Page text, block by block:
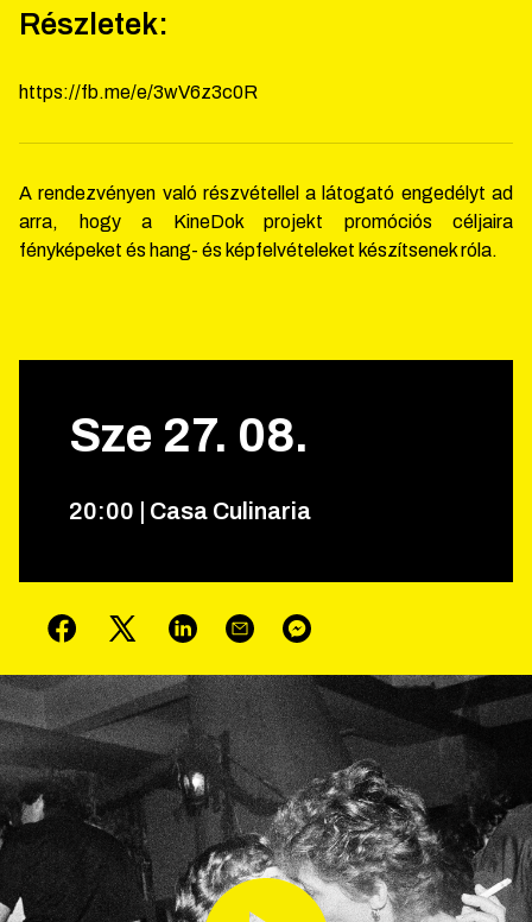
Részletek:
https://fb.me/e/3wV6z3c0R
A rendezvényen való részvétellel a látogató engedélyt ad
arra, hogy a KineDok projekt promóciós céljaira
fényképeket és hang- és képfelvételeket készítsenek róla.
Sze 27. 08.
20:00 Casa Culinaria